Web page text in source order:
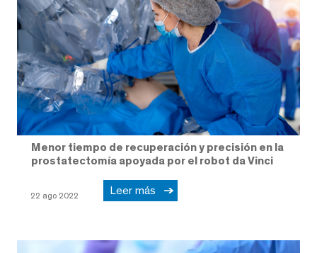
Menor tiempo de recuperación y precisión en la
prostatectomía apoyada por el robot da Vinci
22 ago 2022 Leer más